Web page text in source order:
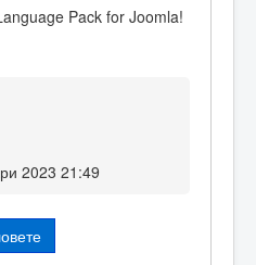
Pack for Joomla!
2023 21:49